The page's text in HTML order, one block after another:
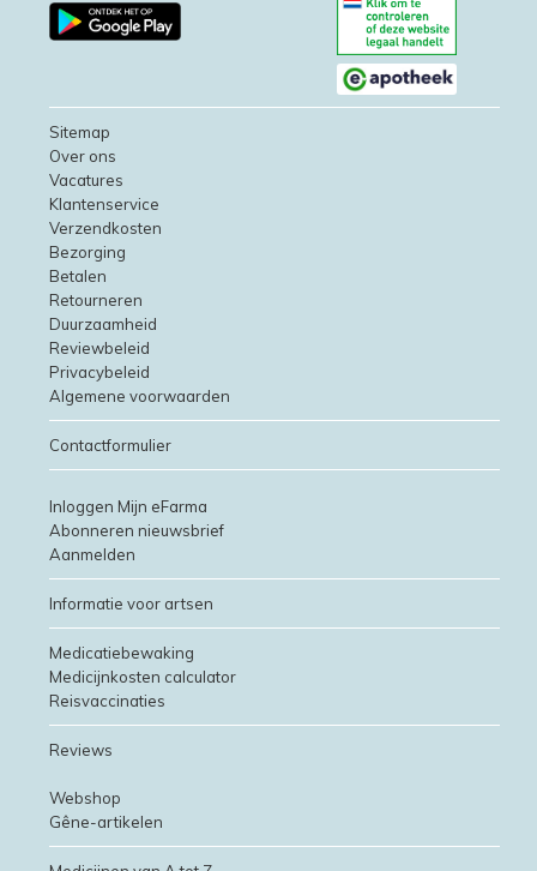
Sitemap
Over ons
Vacatures
Klantenservice
Verzendkosten
Bezorging
Betalen
Retourneren
Duurzaamheid
Reviewbeleid
Privacybeleid
Algemene voorwaarden
Contactformulier
Inloggen Mijn eFarma
Abonneren nieuwsbrief
Aanmelden
Informatie voor artsen
Medicatiebewaking
Medicijnkosten calculator
Reisvaccinaties
Reviews
Webshop
Gêne-artikelen